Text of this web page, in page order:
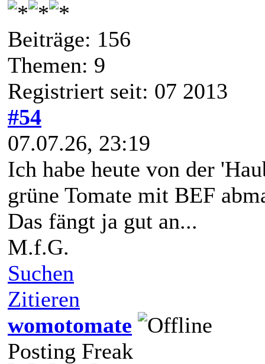
Beiträge: 156
Themen: 9
Registriert seit: 07 2013
#54
07.07.26, 23:19
Ich habe heute von der
grüne Tomate mit BEF
Das fängt ja gut an...
M.f.G.
Suchen
Zitieren
womotomate
Posting Freak